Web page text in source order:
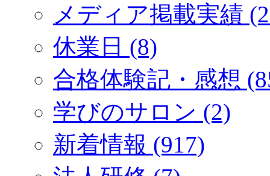
メディア掲載実績
休業日 (8)
合格体験記・感想
学びのサロン (2)
新着情報 (917)